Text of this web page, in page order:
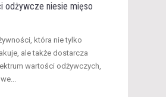
odżywcze niesie mięso
która nie tylko
ale także dostarcza
wartości odżywczych,